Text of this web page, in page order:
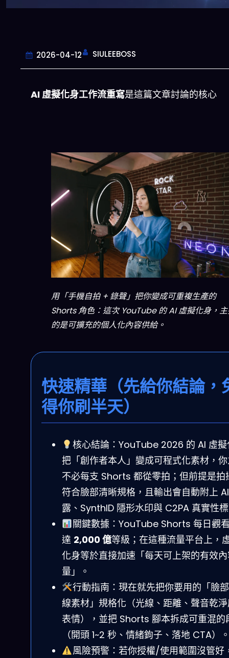
2026-04-12 SIULEEBOSS
AI 虛擬化身工作流重寫是這篇文章討論的核心
用「手機自拍 + 錄聲」把你變成可重複生產的
Shorts 角色：這次 YouTube 的 AI 虛擬化身，
的是可擴充的個人化內容供給。
快速精華（先給你結論，
得你刷半天）
核心結論：YouTube 2026 的 AI 虛擬
把「創作者本人」變成可程式化素材，
不必每支 Shorts 都從零拍；但前提是拍
符合臉部清晰規格，且輸出會自動附上
露、SynthID 隱形水印與 C2PA 真實性
關鍵數據：YouTube Shorts 每日觀
達 2,000 億等級；在這種流量平台上，
化身等於直接加速「每天可上架的有效
量」。
行動指南：現在就先把你要用的「臉
線素材」規格化（光線、距離、聲音乾
表情），並把 Shorts 腳本拆成可重混的
（開頭 1~2 秒、情緒鉤子、落地 CTA）
風險預警：若你授權/使用範圍沒管好